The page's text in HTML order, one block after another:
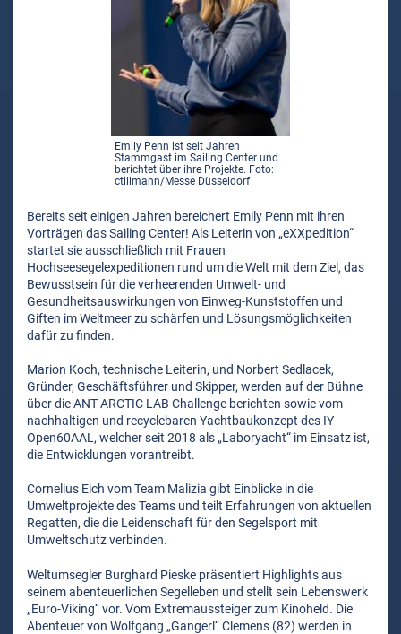
Emily Penn ist seit Jahren
Stammgast im Sailing Center und
berichtet über ihre Projekte. Foto:
ctillmann/Messe Düsseldorf
Bereits seit einigen Jahren bereichert Emily Penn mit ihren
Vorträgen das Sailing Center! Als Leiterin von „eXXpedition“
startet sie ausschließlich mit Frauen
Hochseesegelexpeditionen rund um die Welt mit dem Ziel, das
Bewusstsein für die verheerenden Umwelt- und
Gesundheitsauswirkungen von Einweg-Kunststoffen und
Giften im Weltmeer zu schärfen und Lösungsmöglichkeiten
dafür zu finden.
Marion Koch, technische Leiterin, und Norbert Sedlacek,
Gründer, Geschäftsführer und Skipper, werden auf der Bühne
über die ANT ARCTIC LAB Challenge berichten sowie vom
nachhaltigen und recyclebaren Yachtbaukonzept des IY
Open60AAL, welcher seit 2018 als „Laboryacht“ im Einsatz ist,
die Entwicklungen vorantreibt.
Cornelius Eich vom Team Malizia gibt Einblicke in die
Umweltprojekte des Teams und teilt Erfahrungen von aktuellen
Regatten, die die Leidenschaft für den Segelsport mit
Umweltschutz verbinden.
Weltumsegler Burghard Pieske präsentiert Highlights aus
seinem abenteuerlichen Segelleben und stellt sein Lebenswerk
„Euro-Viking“ vor. Vom Extremaussteiger zum Kinoheld. Die
Abenteuer von Wolfgang „Gangerl“ Clemens (82) werden in